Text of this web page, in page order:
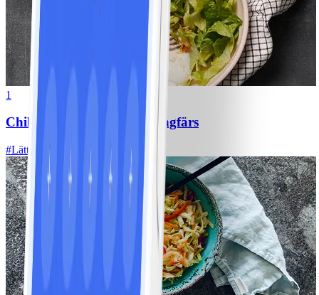
1
Chili con carne med kycklingfärs
#Lätt